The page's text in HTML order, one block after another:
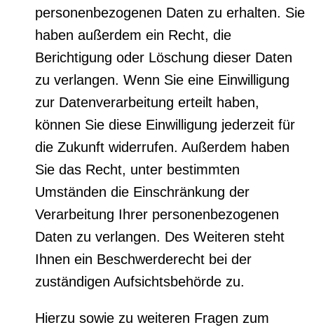
personenbezogenen Daten zu erhalten. Sie
haben außerdem ein Recht, die
Berichtigung oder Löschung dieser Daten
zu verlangen. Wenn Sie eine Einwilligung
zur Datenverarbeitung erteilt haben,
können Sie diese Einwilligung jederzeit für
die Zukunft widerrufen. Außerdem haben
Sie das Recht, unter bestimmten
Umständen die Einschränkung der
Verarbeitung Ihrer personenbezogenen
Daten zu verlangen. Des Weiteren steht
Ihnen ein Beschwerderecht bei der
zuständigen Aufsichtsbehörde zu.
Hierzu sowie zu weiteren Fragen zum